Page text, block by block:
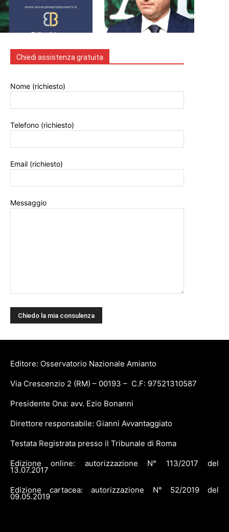
Chiedi assistenza gratuita
Nome (richiesto)
Telefono (richiesto)
Email (richiesto)
Messaggio
Editore: Osservatorio Nazionale Amianto
Via Crescenzio 2 (RM) – 00193 – C.F: 97521310587
Presidente Ona: avv. Ezio Bonanni
Direttore responsabile: Gianni Avvantaggiato
Testata Registrata presso il Tribunale di Roma
Edizione online: autorizzazione N° 113/2017 del
13.07.2017
Edizione cartacea: autorizzazione N° 52/2019 del
09.05.2019